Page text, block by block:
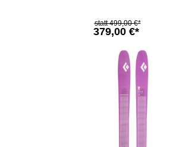
379,00 €*
499,00 €*